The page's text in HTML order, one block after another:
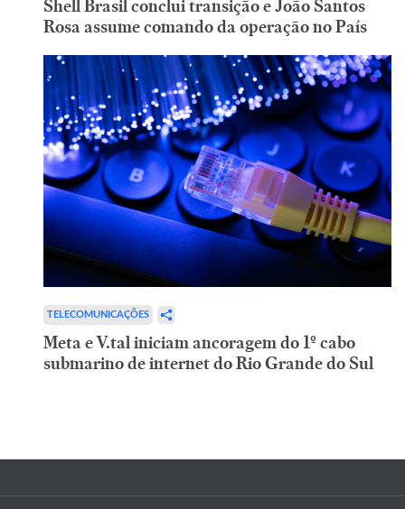
Shell Brasil conclui transição e João Santos
Rosa assume comando da operação no País
TELECOMUNICAÇÕES
Meta e V.tal iniciam ancoragem do 1º cabo
submarino de internet do Rio Grande do Sul